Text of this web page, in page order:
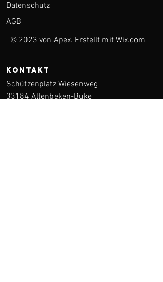
Datenschutz
AGB
© 2023 von Apex. Erstellt mit Wix.com
KONTAKT
Schützenplatz Wiesenweg
33184 Altenbeken-Buke